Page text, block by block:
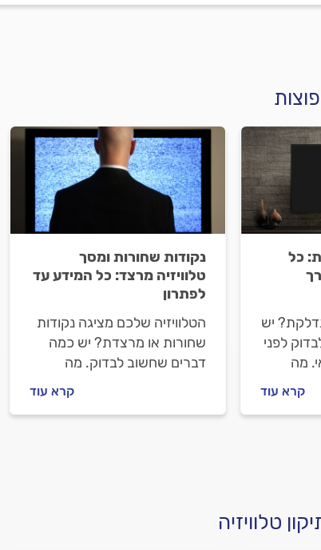
כל
יש
לפני
מה
לכם? כל
קרא עוד
נקודות שחורות ומסך
טלוויזיה מרצד: כל המידע עד
לפתרון
הטלוויזיה שלכם מציגה נקודות
שחורות או מרצדת? יש כמה
דברים שחשוב לבדוק. מה
טכנאי מקצועי יתקן את התקלה
וכמה זה יעלה לכם? כל
קרא עוד
טלוויזיה